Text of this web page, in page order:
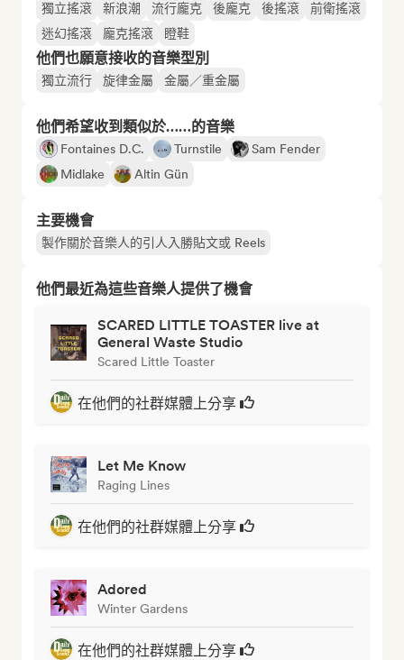
獨立搖滾
新浪潮 流行龐克 後龐克 後搖滾
前衛搖滾
迷幻搖滾
龐克搖滾 瞪鞋
他們也願意接收的音樂型別
獨立流行 旋律金屬 金屬／重金屬
他們希望收到類似於……的音樂
Fontaines D.C. Turnstile
Sam Fender
Midlake
Altin Gün
主要機會
製作關於音樂人的引人入勝貼文或 Reels
他們最近為這些音樂人提供了機會
SCARED LITTLE TOASTER live at
General Waste Studio
Scared Little Toaster
在他們的社群媒體上分享
Let Me Know
Raging Lines
在他們的社群媒體上分享
Adored
Winter Gardens
在他們的社群媒體上分享